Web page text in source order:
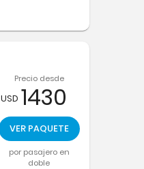
Precio desde
USD 1430
VER PAQUETE
por pasajero en
doble